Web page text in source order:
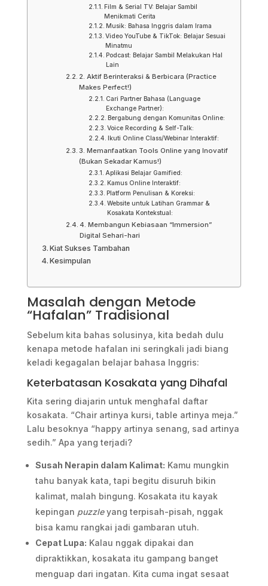
Film & Serial TV: Belajar Sambil
Menikmati Cerita
Musik: Bahasa Inggris dalam Irama
Video YouTube & TikTok: Belajar Sesuai
Minatmu
Podcast: Belajar Sambil Melakukan Hal
Lain
2. Aktif Berinteraksi & Berbicara (Practice
Makes Perfect!)
Cari Partner Bahasa (Language
Exchange Partner):
Bergabung dengan Komunitas Online:
Voice Recording & Self-Talk:
Ikuti Online Class/Webinar Interaktif:
3. Memanfaatkan Tools Online yang Inovatif
(Bukan Sekadar Kamus!)
Aplikasi Belajar Gamified:
Kamus Online Interaktif:
Platform Penulisan & Koreksi:
Website untuk Latihan Grammar &
Kosakata Kontekstual:
4. Membangun Kebiasaan “Immersion”
Digital Sehari-hari
Kiat Sukses Tambahan
Kesimpulan
Masalah dengan Metode
“Hafalan” Tradisional
Sebelum kita bahas solusinya, kita bedah dulu
kenapa metode hafalan ini seringkali jadi biang
keladi kegagalan belajar bahasa Inggris:
Keterbatasan Kosakata yang Dihafal
Kita sering diajarin untuk menghafal daftar
kosakata. “Chair artinya kursi, table artinya meja.”
Lalu besoknya “happy artinya senang, sad artinya
sedih.” Apa yang terjadi?
Susah Nerapin dalam Kalimat: Kamu mungkin
tahu banyak kata, tapi begitu disuruh bikin
kalimat, malah bingung. Kosakata itu kayak
kepingan puzzleyang terpisah-pisah, nggak
bisa kamu rangkai jadi gambaran utuh.
Cepat Lupa: Kalau nggak dipakai dan
dipraktikkan, kosakata itu gampang banget
menguap dari ingatan. Kita cuma ingat sesaat